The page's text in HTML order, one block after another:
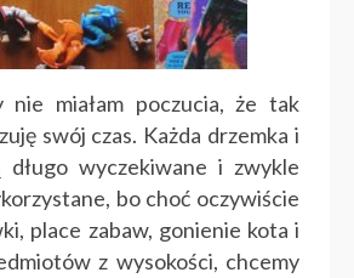
nie miałam poczucia, że tak
swój czas. Każda drzemka i
długo wyczekiwane i zwykle
bo choć oczywiście
place zabaw, gonienie kota i
z wysokości, chcemy